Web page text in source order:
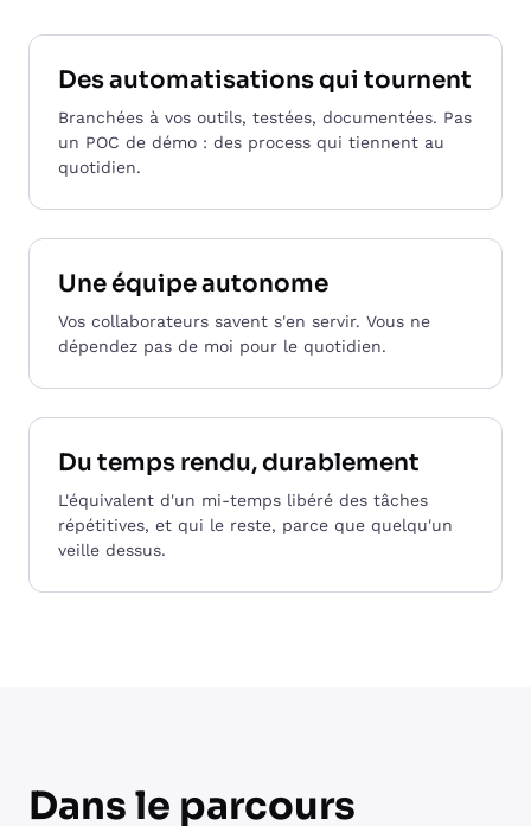
Des automatisations qui tournent
Branchées à vos outils, testées, documentées. Pas
un POC de démo : des process qui tiennent au
quotidien.
Une équipe autonome
Vos collaborateurs savent s'en servir. Vous ne
dépendez pas de moi pour le quotidien.
Du temps rendu, durablement
L'équivalent d'un mi-temps libéré des tâches
répétitives, et qui le reste, parce que quelqu'un
veille dessus.
Dans le parcours